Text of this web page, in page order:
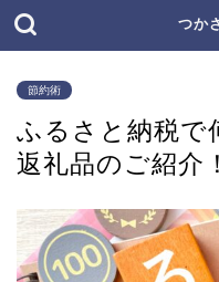
つか
節約術
ふるさと納税で
返礼品のご紹介